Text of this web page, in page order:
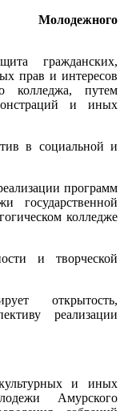
Молодежного
гражданских,
прав и интересов
колледжа, путем
и иных
в социальной и
программ
государственной
колледже
и творческой
открытость,
реализации
и иных
Амурского